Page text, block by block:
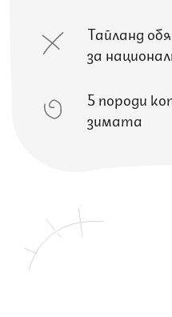
Тайланд
за
5 породи
зимата